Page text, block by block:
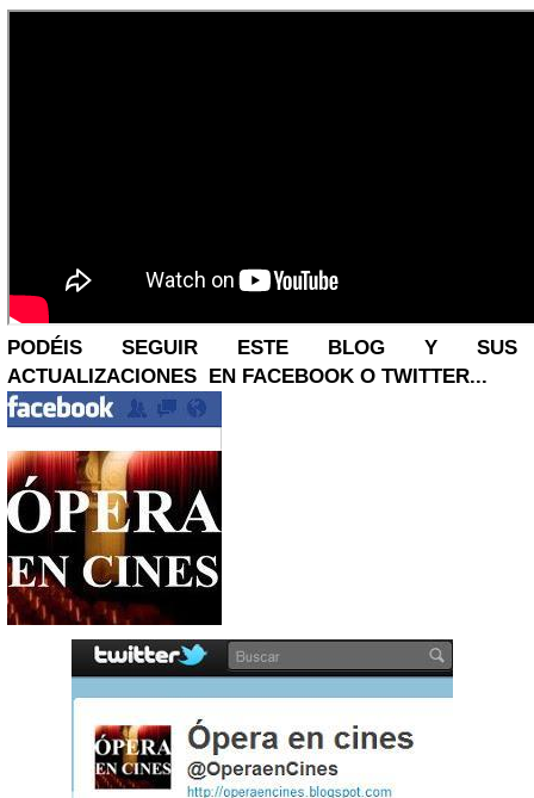
PODÉIS SEGUIR ESTE BLOG Y SUS
ACTUALIZACIONES EN FACEBOOK O TWITTER...